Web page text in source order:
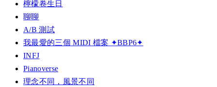
檸檬卷生日
聊聊
A/B 測試
我最愛的三個 MIDI 檔案 ✦BBP6✦
INFJ
Pianoverse
理念不同，風景不同